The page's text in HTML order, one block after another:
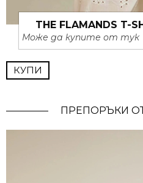
THE FLAMANDS T-
Може да купите от тук
КУПИ
ПРЕПОРЪКИ